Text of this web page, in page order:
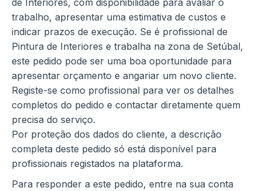
de Interiores, com disponibilidade para avaliar o
trabalho, apresentar uma estimativa de custos e
indicar prazos de execução. Se é profissional de
Pintura de Interiores e trabalha na zona de Setúbal,
este pedido pode ser uma boa oportunidade para
apresentar orçamento e angariar um novo cliente.
Registe-se como profissional para ver os detalhes
completos do pedido e contactar diretamente quem
precisa do serviço.
Por proteção dos dados do cliente, a descrição
completa deste pedido só está disponível para
profissionais registados na plataforma.
Para responder a este pedido, entre na sua conta